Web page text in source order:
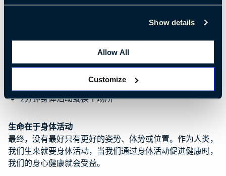
Show details
Allow All
Customize
半小时活动，改变位置
每30分钟的具体分配如下：
2分钟身体活动或换个场所
生命在于身体活动
最终，没有最好只有更好的姿势、体势或位置。作为人类，
我们生来就要身体活动，当我们通过身体活动促进健康时，
我们的身心健康就会受益。